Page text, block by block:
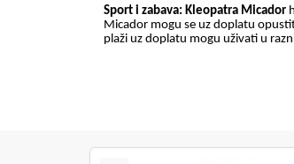
Sport i zabava: Kleopatra Micador
Micador mogu se uz doplatu
plaži uz doplatu mogu uživati u